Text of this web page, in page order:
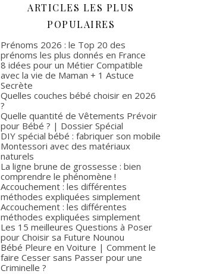
ARTICLES LES PLUS
POPULAIRES
Prénoms 2026 : le Top 20 des
prénoms les plus donnés en France
8 idées pour un Métier Compatible
avec la vie de Maman + 1 Astuce
Secrète
Quelles couches bébé choisir en 2026
?
Quelle quantité de Vêtements Prévoir
pour Bébé ? | Dossier Spécial
DIY spécial bébé : fabriquer son mobile
Montessori avec des matériaux
naturels
La ligne brune de grossesse : bien
comprendre le phénomène !
Accouchement : les différentes
méthodes expliquées simplement
Accouchement : les différentes
méthodes expliquées simplement
Les 15 meilleures Questions à Poser
pour Choisir sa Future Nounou
Bébé Pleure en Voiture | Comment le
faire Cesser sans Passer pour une
Criminelle ?